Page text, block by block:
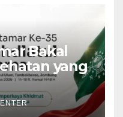
Bakal
yang